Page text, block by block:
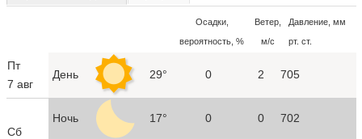
Осадки,
вероятность, %
Ветер,
м/с
Давление, мм
рт. ст.
Пт
7 авг
День 29° 0 2 705
Сб
Ночь 17° 0 0 702